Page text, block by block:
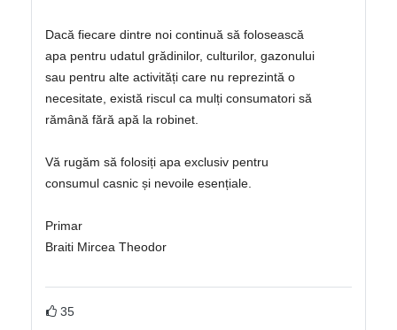
Dacă fiecare dintre noi continuă să folosească
apa pentru udatul grădinilor, culturilor, gazonului
sau pentru alte activități care nu reprezintă o
necesitate, există riscul ca mulți consumatori să
rămână fără apă la robinet.
Vă rugăm să folosiți apa exclusiv pentru
consumul casnic și nevoile esențiale.
Primar
Braiti Mircea Theodor
35